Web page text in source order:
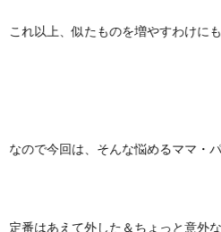
これ以上、似たものを増やすわけに
なので今回は、そんな悩めるママ・
定番はあえて外した＆ちょっと意外な